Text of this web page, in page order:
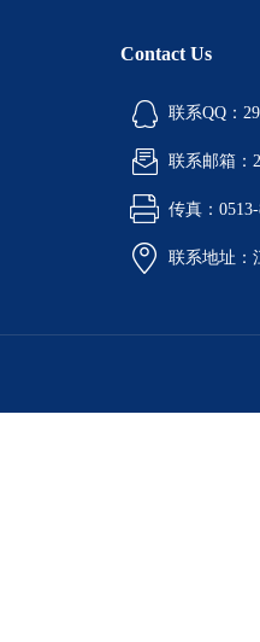
Contact Us
联系QQ：
联系邮箱：
传真：
联系地址：